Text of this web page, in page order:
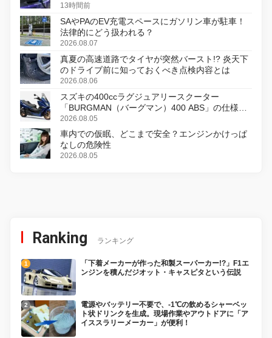
13時間前
SAやPAのEV充電スペースにガソリン車が駐車！
法律的にどう扱われる？
2026.08.07
真夏の高速道路でタイヤが突然バースト!? 炎天下
のドライブ前に知っておくべき点検内容とは
2026.08.06
スズキの400ccラグジュアリースクーター
「BURGMAN（バーグマン）400 ABS」の仕様を
変更し、8月18日に発売
2026.08.05
車内での仮眠、どこまで安全？エンジンかけっぱ
なしの危険性
2026.08.05
Ranking ランキング
「下着メーカーが作った和製スーパーカー!?」F1エ
ンジンを積んだジオット・キャスピタという伝説
電源やバッテリー不要で、-1℃の飲めるシャーベッ
ト状ドリンクを生成。現場作業やアウトドアに「ア
イススラリーメーカー」が便利！